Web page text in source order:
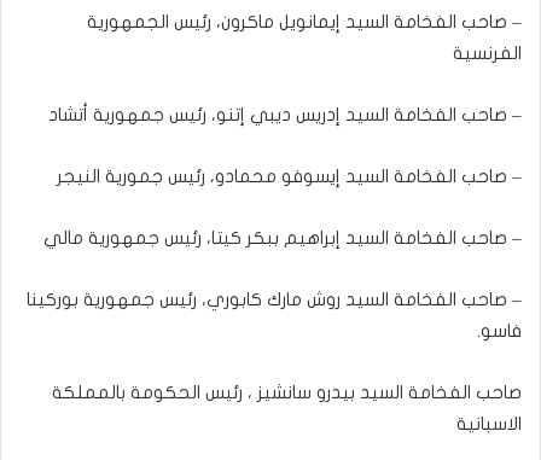
– صاحب الفخامة السيد إيمانويل ماكرون، رئيس الجمهورية
الفرنسية
– صاحب الفخامة السيد إدريس ديبي إتنو، رئيس جمهورية أتشاد
– صاحب الفخامة السيد إيسوفو محمادو، رئيس جمورية النيجر
– صاحب الفخامة السيد إبراهيم ببكر كيتا، رئيس جمهورية مالي
– صاحب الفخامة السيد روش مارك كابوري، رئيس جمهورية بوركينا
فاسو.
صاحب الفخامة السيد بيدرو سانشيز ، رئيس الحكومة بالمملكة
الاسبانية